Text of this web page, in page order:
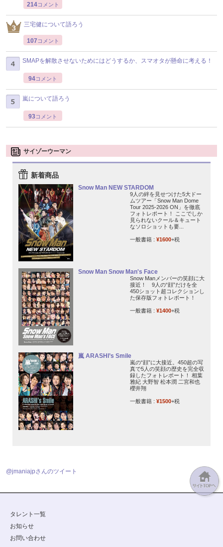
214コメント
三宅健について語ろう
107 コメント
SMAPを解散させないためにはどうするか、スマオタが懸命に考える！
94コメント
嵐について語ろう
93コメント
サイゾーウーマン
新着商品
Snow Man NEW STARDOM
9人の絆を見せつけた5大ドー
ムツアー「Snow Man Dome
Tour 2025-2026 ON」を徹底
フォトレポート！ ここでしか
見られないクール＆キュート
なソロショットも要...
一般書籍 : ¥1600+税
Snow Man Snow Man's Face
Snow Manメンバーの笑顔に大
接近！ 9人の“顔”だけを全
450ショット超コレクションし
た保存版フォトレポート！
一般書籍 : ¥1400+税
嵐 ARASHI’s Smile
嵐の“顔”に大接近。450超の写
真で5人の笑顔の歴史を完全収
録したフォトレポート！ 相葉
雅紀 大野智 松本潤 二宮和也
櫻井翔
一般書籍 : ¥1500+税
@jmaniajpさんのツイート
タレント一覧
お知らせ
お問い合わせ